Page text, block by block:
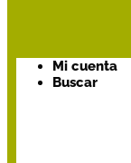
Mi cuenta
Buscar